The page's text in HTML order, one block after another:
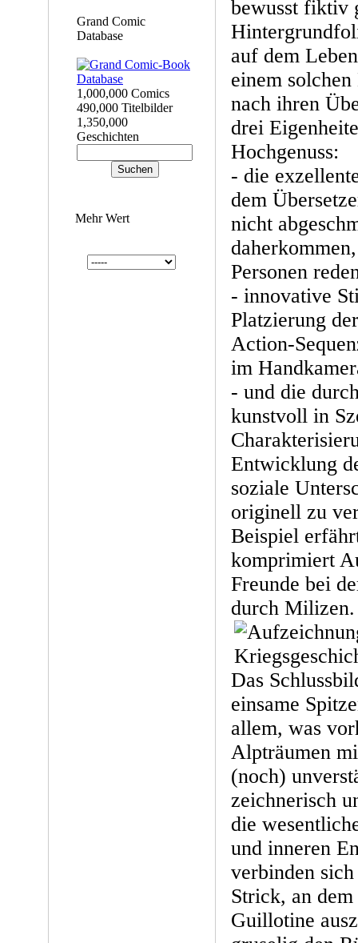
Grand Comic
Database
1,000,000 Comics
490,000 Titelbilder
1,350,000
Geschichten
Mehr Wert
bewusst fiktiv
auf dem
einem
nach ihren
drei
Hochgenuss:
- die
dem
nicht
Personen
- innovative
Platzierung
Action-
im
- und die
kunstvoll in
Entwicklung
soziale
originell zu
Beispiel
komprimiert
Freunde bei
durch Milizen.
Das
einsame
allem, was
Alpträumen
(noch)
zeichnerisch
die
und inneren
verbinden
Strick, an
Guillotine